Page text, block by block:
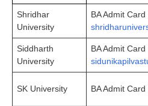
Shridhar
University
BA Admit Card
Siddharth
University
BA Admit Card
SK University BA Admit Card